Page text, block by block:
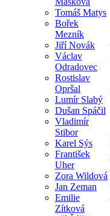
Tomáš Matys
Bořek
Mezník
Jiří Novák
Václav
Odradovec
Rostislav
Opršal
Lumír Slabý
Dušan Spáčil
Vladimír
Stibor
Karel Sýs
František
Uher
Zora Wildová
Jan Zeman
Emilie
Zítková